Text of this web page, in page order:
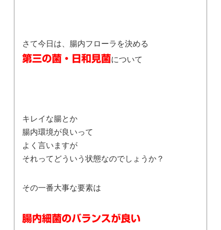
さて今日は、腸内フローラを決める
第三の菌・日和見菌について
キレイな腸とか
腸内環境が良いって
よく言いますが
それってどういう状態なのでしょうか？
その一番大事な要素は
腸内細菌のバランスが良い